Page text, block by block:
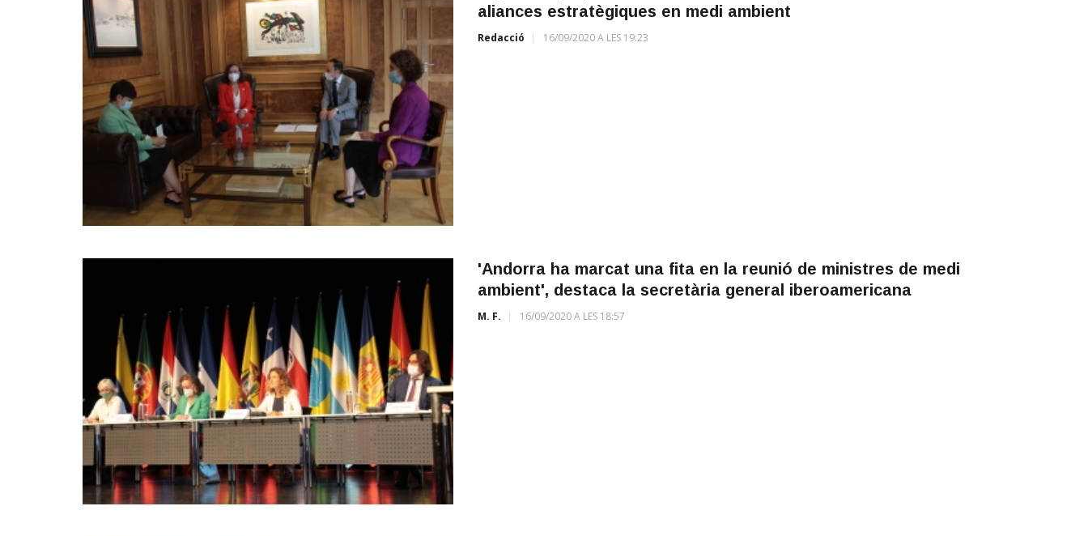
aliances estratègiques en medi ambient
Redacció 16/09/2020 A LES 19:23
'Andorra ha marcat una fita en la reunió de ministres de medi
ambient', destaca la secretària general iberoamericana
M. F. 16/09/2020 A LES 18:57